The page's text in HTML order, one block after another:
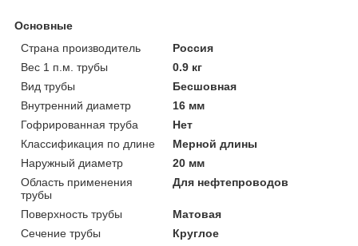
Основные
Страна производитель
Россия
Вес 1 п.м. трубы
0.9 кг
Вид трубы
Бесшовная
Внутренний диаметр
16 мм
Гофрированная труба
Нет
Классификация по длине
Мерной длины
Наружный диаметр
20 мм
Область применения
трубы
Для нефтепроводов
Поверхность трубы
Матовая
Сечение трубы
Круглое